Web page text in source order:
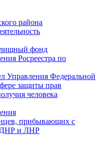
района
фонд
Росреестра по
Управления Федеральной
защиты прав
человека
прибывающих с
ДНР и ЛНР